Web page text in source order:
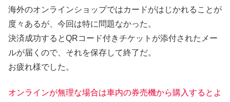
海外のオンラインショップではカードがはじかれることが
度々あるが、今回は特に問題なかった。
決済成功するとQRコード付きチケットが添付されたメー
ルが届くので、それを保存して終了だ。
お疲れ様でした。
オンラインが無理な場合は車内の券売機から購入するとよ